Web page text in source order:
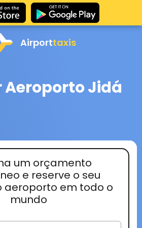
Airporttaxis
Aeroporto Jidá
um orçamento
e reserve o seu
aeroporto em todo o
mundo